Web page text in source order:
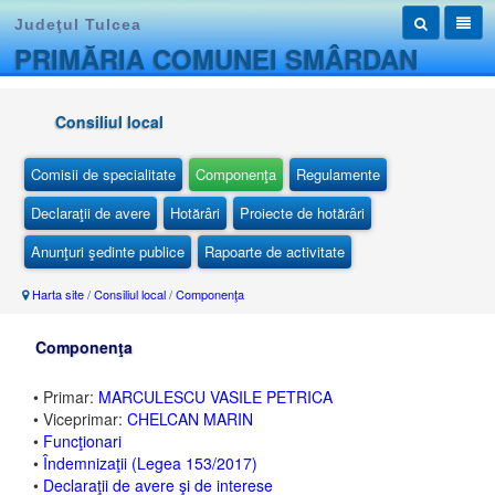
Judeţul Tulcea
PRIMĂRIA COMUNEI SMÂRDAN
Consiliul local
Comisii de specialitate Componenţa
Regulamente
Declaraţii de avere
Hotărâri
Proiecte de hotărâri
Anunţuri şedinte publice
Rapoarte de activitate
Harta site/Consiliul local/Componenţa
Componenţa
• Primar: MARCULESCU VASILE PETRICA
• Viceprimar: CHELCAN MARIN
• Funcţionari
• Îndemnizaţii (Legea 153/2017)
• Declaraţii de avere şi de interese